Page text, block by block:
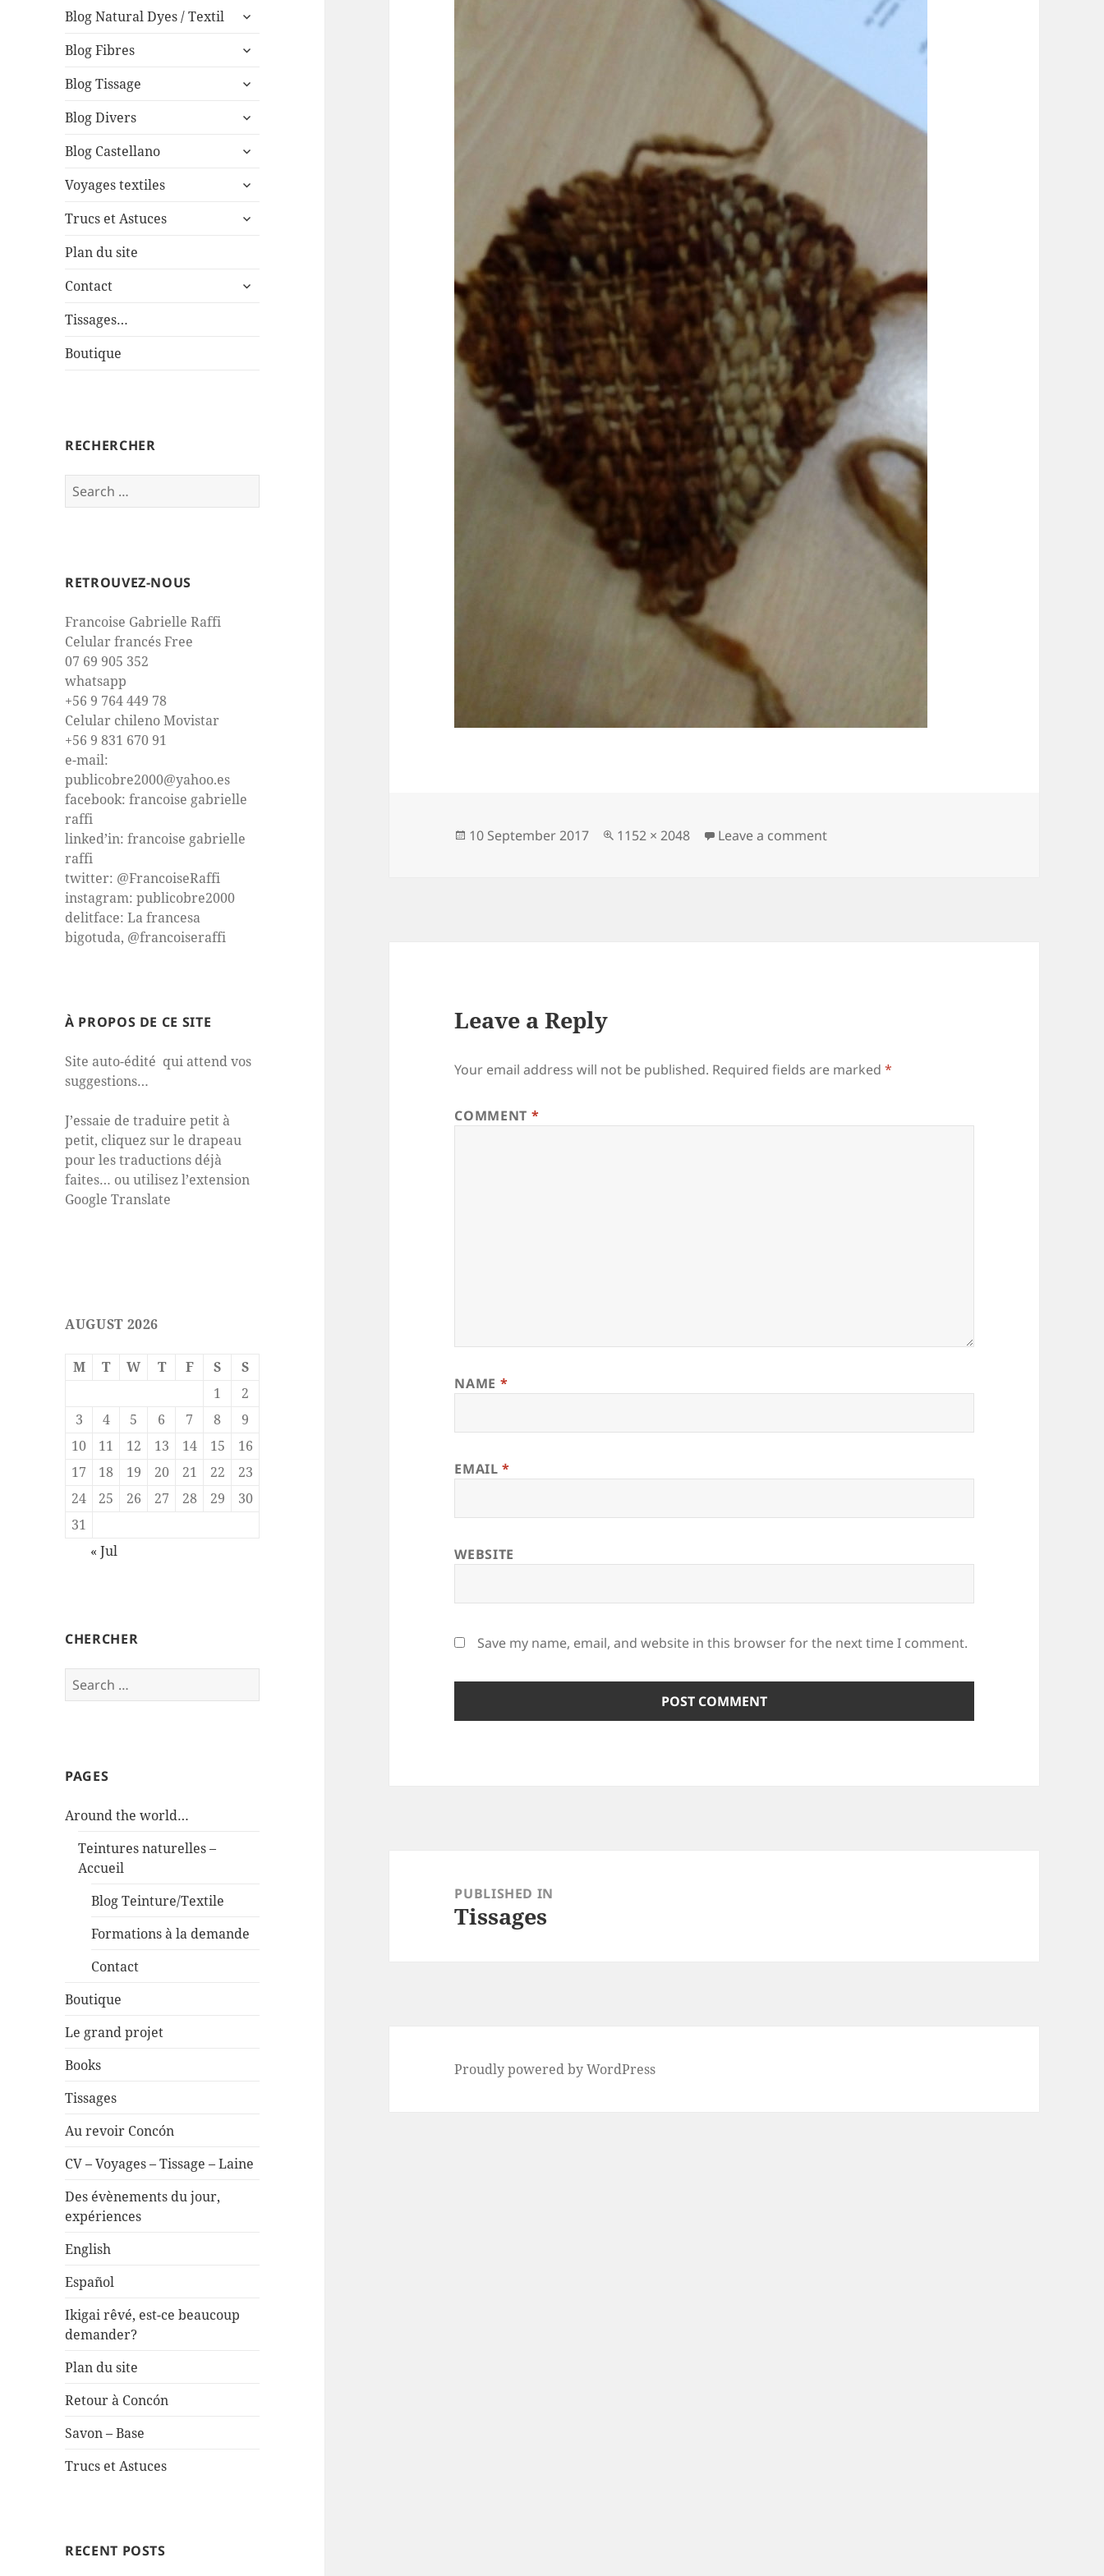
menu
Blog Natural Dyes / Textil
expand
menu
Blog Fibres
expand
menu
Blog Tissage
expand
menu
Blog Divers
expand
menu
Blog Castellano
expand
menu
Voyages textiles
expand
menu
Trucs et Astuces
expand
Plan du site
Contact
expand
Tissages…
Boutique
RECHERCHER
Search
for:
RETROUVEZ-NOUS
Francoise Gabrielle Raffi
Celular francés Free
07 69 905 352
whatsapp
+56 9 764 449 78
Celular chileno Movistar
+56 9 831 670 91
e-mail:
publicobre2000@yahoo.es
facebook: francoise gabrielle
raffi
linked’in: francoise gabrielle
raffi
twitter: @FrancoiseRaffi
instagram: publicobre2000
delitface: La francesa
bigotuda, @francoiseraffi
À PROPOS DE CE SITE
Site auto-édité qui attend vos
suggestions…
J’essaie de traduire petit à
petit, cliquez sur le drapeau
pour les traductions déjà
faites… ou utilisez l’extension
Google Translate
AUGUST 2026
M T W T F S
S
1
2
3
4 5 6 7 8
9
10
11 12 13 14 15
16
17
18 19 20 21 22
23
24
25 26 27 28 29
30
31
« Jul
CHERCHER
Search
for:
PAGES
Around the world…
Teintures naturelles –
Accueil
Blog Teinture/Textile
Formations à la demande
Contact
Boutique
Le grand projet
Books
Tissages
Au revoir Concón
CV – Voyages – Tissage – Laine
Des évènements du jour,
expériences
English
Español
Ikigai rêvé, est-ce beaucoup
demander?
Plan du site
Retour à Concón
Savon – Base
Trucs et Astuces
RECENT POSTS
Posted
10 September 2017
Full
1152 × 2048 Leave a commenton IMG_20160821_183945
Leave a Reply
Your email address will not be published. Required fields are marked*
COMMENT *
NAME *
EMAIL*
WEBSITE
Save my name, email, and website in this browser for the next time I comment.
navigationPUBLISHED IN
Tissages
Proudly powered by WordPress